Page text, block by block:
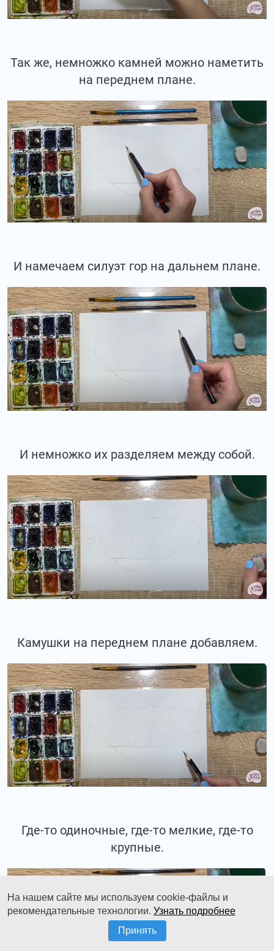
Так же, немножко камней можно наметить
на переднем плане.
И намечаем силуэт гор на дальнем плане.
И немножко их разделяем между собой.
Камушки на переднем плане добавляем.
Где-то одиночные, где-то мелкие, где-то
крупные.
На нашем сайте мы используем cookie-файлы и
рекомендательные технологии. Узнать подробнее
Принять